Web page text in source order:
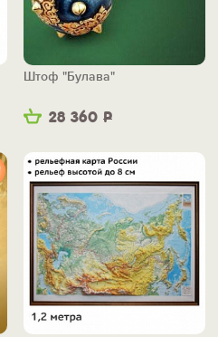
28 360 Р
Штоф "Булава"